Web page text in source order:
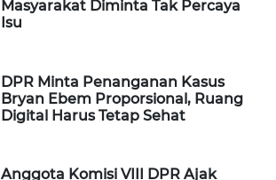
Masyarakat Diminta Tak Percaya
Isu
DPR Minta Penanganan Kasus
Bryan Ebem Proporsional, Ruang
Digital Harus Tetap Sehat
Anggota Komisi VIII DPR Ajak